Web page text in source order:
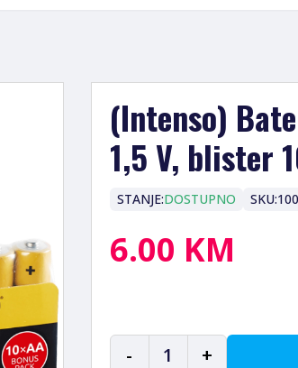
(Intenso)
1,5 V, blister
STANJE:DOSTUPNO SKU:
6.00 KM
- 1 +